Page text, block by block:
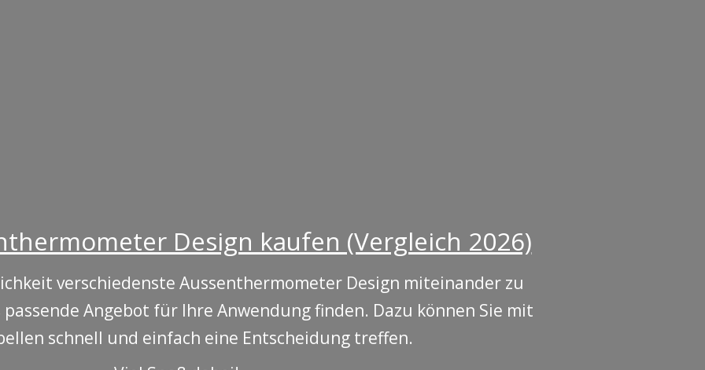
Design kaufen (Vergleich 2026)
verschiedenste Aussenthermometer Design miteinander zu
passende Angebot für Ihre Anwendung finden. Dazu können Sie mit
schnell und einfach eine Entscheidung treffen.